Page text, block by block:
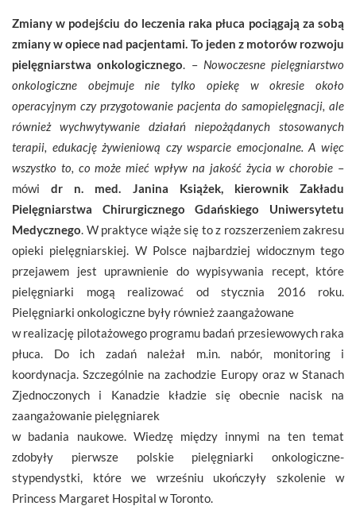
Zmiany w podejściu do leczenia raka płuca pociągają za sobą
zmiany w opiece nad pacjentami. To jeden z motorów rozwoju
pielęgniarstwa onkologicznego . – Nowoczesne pielęgniarstwo
onkologiczne obejmuje nie tylko opiekę w okresie około
operacyjnym czy przygotowanie pacjenta do samopielęgnacji, ale
również wychwytywanie działań niepożądanych stosowanych
terapii, edukację żywieniową czy wsparcie emocjonalne. A więc
wszystko to, co może mieć wpływ na jakość życia w chorobie –
mówidr n. med. Janina Książek, kierownik Zakładu
Pielęgniarstwa Chirurgicznego Gdańskiego Uniwersytetu
Medycznego . W praktyce wiąże się to z rozszerzeniem zakresu
opieki pielęgniarskiej. W Polsce najbardziej widocznym tego
przejawem jest uprawnienie do wypisywania recept, które
pielęgniarki mogą realizować od stycznia 2016 roku.
Pielęgniarki onkologiczne były również zaangażowane
w realizację pilotażowego programu badań przesiewowych raka
płuca. Do ich zadań należał m.in. nabór, monitoring i
koordynacja. Szczególnie na zachodzie Europy oraz w Stanach
Zjednoczonych i Kanadzie kładzie się obecnie nacisk na
zaangażowanie pielęgniarek
w badania naukowe. Wiedzę między innymi na ten temat
zdobyły pierwsze polskie pielęgniarki onkologiczne-
stypendystki, które we wrześniu ukończyły szkolenie w
Princess Margaret Hospital w Toronto.